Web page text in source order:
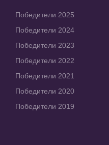
Победители 2025
Победители 2024
Победители 2023
Победители 2022
Победители 2021
Победители 2020
Победители 2019